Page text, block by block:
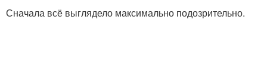
Сначала всё выглядело максимально подозрительно.